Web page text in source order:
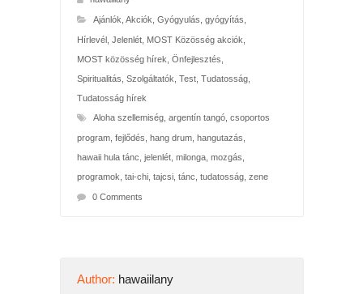
Ajánlók Akciók Gyógyulás, gyógyítás
Hírlevél, Jelenlét, MOST Közösség akciók
MOST közösség hírek Önfejlesztés
Spiritualitás Szolgáltatók Test, Tudatosság,
Tudatosság hírek
Aloha szellemiség, argentín tangó, csoportos
program, fejlődés hang drum, hangutazás
hawaii hula tánc jelenlét, milonga, mozgás
programok tai-chi, tajcsi, tánc tudatosság, zene
0 Comments
Author: hawaiilany